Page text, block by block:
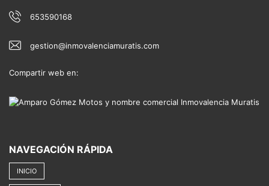
653590168
gestion@inmovalenciamuratis.com
Compartir web en:
NAVEGACIÓN RÁPIDA
INICIO